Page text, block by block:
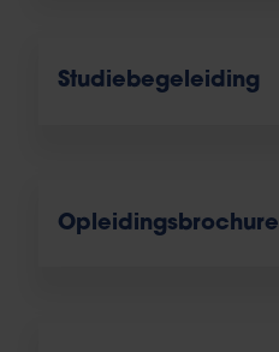
Studiebegeleiding
Opleidingsbrochure